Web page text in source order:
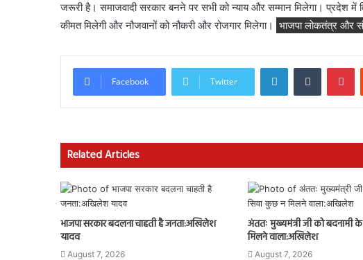
जरूरी है। समाजवादी सरकार बनने पर सभी को न्याय और सम्मान मिलेगा। प्रदेश में
कीमत मिलेगी और नौजवानों को नौकरी और रोजगार मिलेगा। भाजपा लोकतंत्र और
Facebook Twitter
LinkedInTumblr
Related Articles
भाजपा सरकार बदलना चाहती है जनता:अखिलेश
यादव
August 7, 2026
अंततः मुख्यमंत्री जी को बदनामी
मिलने वाला:अखिलेश
August 7, 2026